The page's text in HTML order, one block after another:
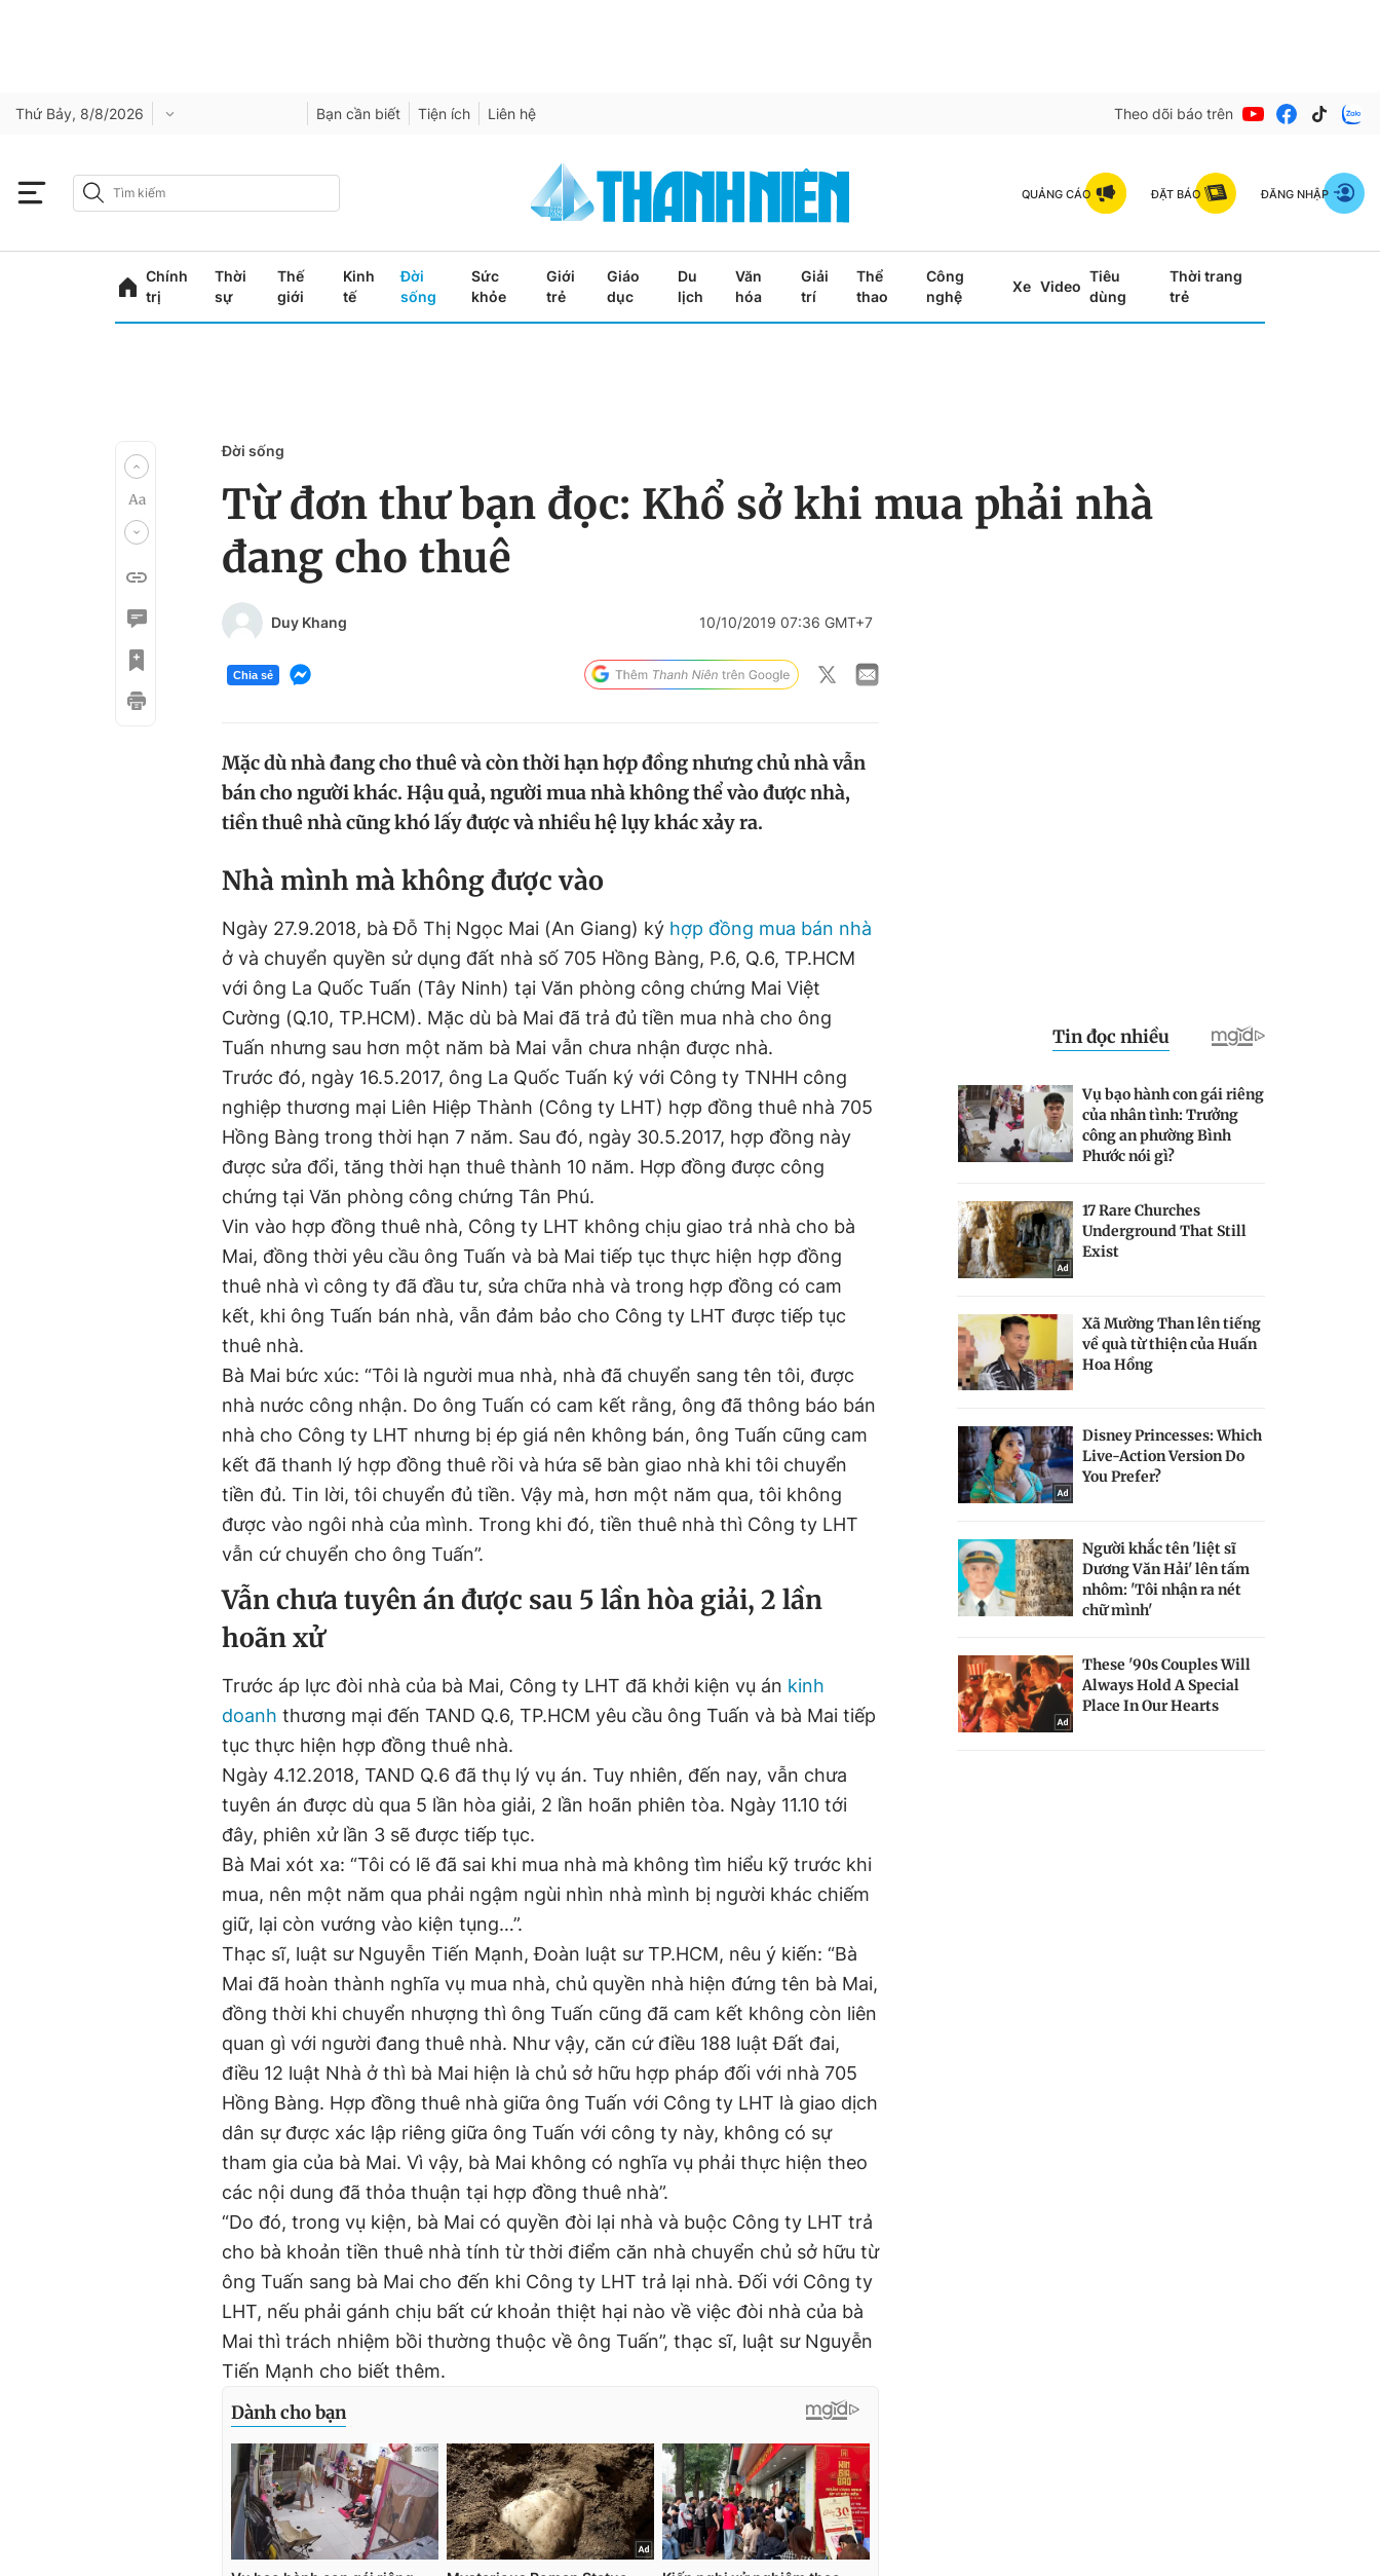
Thứ Bảy, 8/8/2026 Bạn cần biết Tiện ích Liên hệ Theo dõi báo trên
QUẢNG CÁO ĐẶT BÁO ĐĂNG NHẬP
Chính
trị
Thời
sự
Thế
giới
Kinh
tế
Đời
sống
Sức
khỏe
Giới
trẻ
Giáo
dục
Du
lịch
Văn
hóa
Giải
trí
Thể
thao
Công
nghệ
Xe Video
Tiêu
dùng
Thời trang
trẻ
Đời sống
Từ đơn thư bạn đọc: Khổ sở khi mua phải nhà
đang cho thuê
Duy Khang 10/10/2019 07:36 GMT+7
Chia sẻ
Mặc dù nhà đang cho thuê và còn thời hạn hợp đồng nhưng chủ nhà vẫn
bán cho người khác. Hậu quả, người mua nhà không thể vào được nhà,
tiền thuê nhà cũng khó lấy được và nhiều hệ lụy khác xảy ra.
Nhà mình mà không được vào
Ngày 27.9.2018, bà Đỗ Thị Ngọc Mai (An Giang) ký hợp đồng mua bán nhà
ở và chuyển quyền sử dụng đất nhà số 705 Hồng Bàng, P.6, Q.6, TP.HCM
với ông La Quốc Tuấn (Tây Ninh) tại Văn phòng công chứng Mai Việt
Cường (Q.10, TP.HCM). Mặc dù bà Mai đã trả đủ tiền mua nhà cho ông
Tuấn nhưng sau hơn một năm bà Mai vẫn chưa nhận được nhà.
Trước đó, ngày 16.5.2017, ông La Quốc Tuấn ký với Công ty TNHH công
nghiệp thương mại Liên Hiệp Thành (Công ty LHT) hợp đồng thuê nhà 705
Hồng Bàng trong thời hạn 7 năm. Sau đó, ngày 30.5.2017, hợp đồng này
được sửa đổi, tăng thời hạn thuê thành 10 năm. Hợp đồng được công
chứng tại Văn phòng công chứng Tân Phú.
Vin vào hợp đồng thuê nhà, Công ty LHT không chịu giao trả nhà cho bà
Mai, đồng thời yêu cầu ông Tuấn và bà Mai tiếp tục thực hiện hợp đồng
thuê nhà vì công ty đã đầu tư, sửa chữa nhà và trong hợp đồng có cam
kết, khi ông Tuấn bán nhà, vẫn đảm bảo cho Công ty LHT được tiếp tục
thuê nhà.
Bà Mai bức xúc: “Tôi là người mua nhà, nhà đã chuyển sang tên tôi, được
nhà nước công nhận. Do ông Tuấn có cam kết rằng, ông đã thông báo bán
nhà cho Công ty LHT nhưng bị ép giá nên không bán, ông Tuấn cũng cam
kết đã thanh lý hợp đồng thuê rồi và hứa sẽ bàn giao nhà khi tôi chuyển
tiền đủ. Tin lời, tôi chuyển đủ tiền. Vậy mà, hơn một năm qua, tôi không
được vào ngôi nhà của mình. Trong khi đó, tiền thuê nhà thì Công ty LHT
vẫn cứ chuyển cho ông Tuấn”.
Vẫn chưa tuyên án được sau 5 lần hòa giải, 2 lần
hoãn xử
Trước áp lực đòi nhà của bà Mai, Công ty LHT đã khởi kiện vụ án kinh
doanh thương mại đến TAND Q.6, TP.HCM yêu cầu ông Tuấn và bà Mai tiếp
tục thực hiện hợp đồng thuê nhà.
Ngày 4.12.2018, TAND Q.6 đã thụ lý vụ án. Tuy nhiên, đến nay, vẫn chưa
tuyên án được dù qua 5 lần hòa giải, 2 lần hoãn phiên tòa. Ngày 11.10 tới
đây, phiên xử lần 3 sẽ được tiếp tục.
Bà Mai xót xa: “Tôi có lẽ đã sai khi mua nhà mà không tìm hiểu kỹ trước khi
mua, nên một năm qua phải ngậm ngùi nhìn nhà mình bị người khác chiếm
giữ, lại còn vướng vào kiện tụng…”.
Thạc sĩ, luật sư Nguyễn Tiến Mạnh, Đoàn luật sư TP.HCM, nêu ý kiến: “Bà
Mai đã hoàn thành nghĩa vụ mua nhà, chủ quyền nhà hiện đứng tên bà Mai,
đồng thời khi chuyển nhượng thì ông Tuấn cũng đã cam kết không còn liên
quan gì với người đang thuê nhà. Như vậy, căn cứ điều 188 luật Đất đai,
điều 12 luật Nhà ở thì bà Mai hiện là chủ sở hữu hợp pháp đối với nhà 705
Hồng Bàng. Hợp đồng thuê nhà giữa ông Tuấn với Công ty LHT là giao dịch
dân sự được xác lập riêng giữa ông Tuấn với công ty này, không có sự
tham gia của bà Mai. Vì vậy, bà Mai không có nghĩa vụ phải thực hiện theo
các nội dung đã thỏa thuận tại hợp đồng thuê nhà”.
“Do đó, trong vụ kiện, bà Mai có quyền đòi lại nhà và buộc Công ty LHT trả
cho bà khoản tiền thuê nhà tính từ thời điểm căn nhà chuyển chủ sở hữu từ
ông Tuấn sang bà Mai cho đến khi Công ty LHT trả lại nhà. Đối với Công ty
LHT, nếu phải gánh chịu bất cứ khoản thiệt hại nào về việc đòi nhà của bà
Mai thì trách nhiệm bồi thường thuộc về ông Tuấn”, thạc sĩ, luật sư Nguyễn
Tiến Mạnh cho biết thêm.